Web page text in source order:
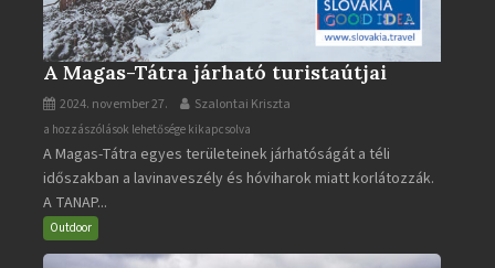
A Magas-Tátra járható turistaútjai
2024. november 27. Szalontai Kriszta
A
Magas-
Tátra
járható
turistaútjai
a hozzászólások lehetősége kikapcsolva
A Magas-Tátra egyes területeinek járhatóságát a téli
időszakban a lavinaveszély és hóviharok miatt korlátozzák.
A TANAP...
Outdoor